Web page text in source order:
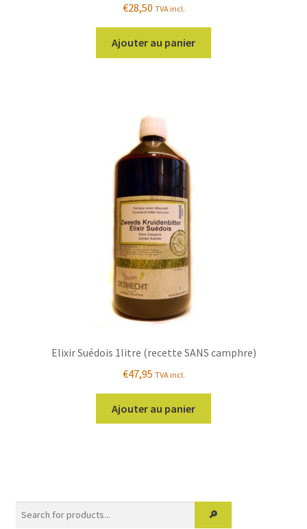
€28,50 TVA incl.
Ajouter au panier
Elixir Suédois 1litre (recette SANS camphre)
€47,95 TVA incl.
Ajouter au panier